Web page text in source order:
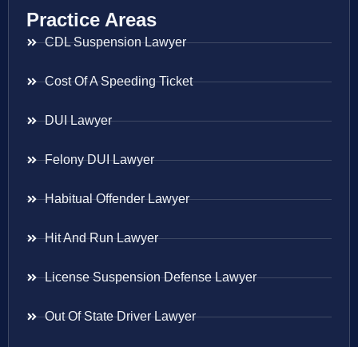
Practice Areas
CDL Suspension Lawyer
Cost Of A Speeding Ticket
DUI Lawyer
Felony DUI Lawyer
Habitual Offender Lawyer
Hit And Run Lawyer
License Suspension Defense Lawyer
Out Of State Driver Lawyer